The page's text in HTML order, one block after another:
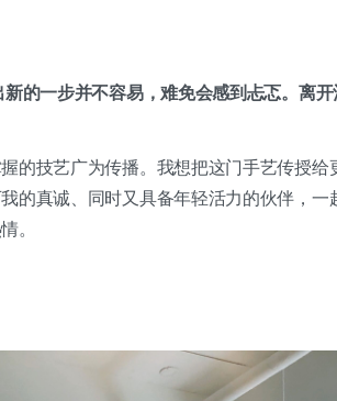
的一步并不容易，难免会感到忐忑。离
的技艺广为传播。我想把这门手艺传授
的真诚、同时又具备年轻活力的伙伴，
。